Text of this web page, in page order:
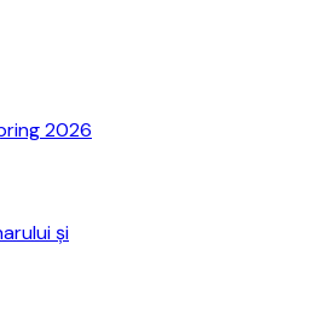
2026
și